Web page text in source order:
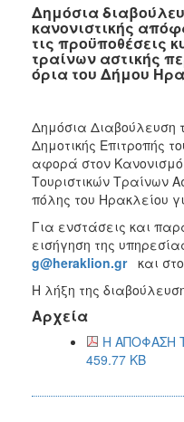
Δημόσια
κανονιστικής
τις προϋποθέσεις
τραίνων αστικής
όρια του Δήμου
Δημόσια Διαβούλευση
Δημοτικής Επιτροπής
αφορά στον
Τουριστικών Τραίνων
πόλης του Ηρακλείου
Για ενστάσεις και
εισήγηση της
g@heraklion.grκαι
Η λήξη της
Αρχεία
Η ΑΠΟΦΑΣΗ
459.77 KB